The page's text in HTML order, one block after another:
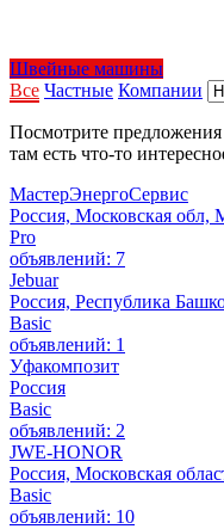
Швейные машины
Все Частные Компании
Посмотрите
там есть что-то
МастерЭнергоСервис
Россия, Московская обл,
Pro
объявлений: 7
Jebuar
Россия, Республика
Basic
объявлений: 1
Уфакомпозит
Россия
Basic
объявлений: 2
JWE-HONOR
Россия, Московская
Basic
объявлений: 10